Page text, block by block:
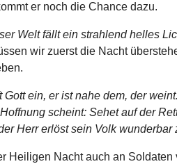
er noch die Chance dazu.
Welt fällt ein strahlend helles
wir zuerst die Nacht
Gott ein, er ist nahe dem, der
scheint: Sehet auf der
Herr erlöst sein Volk wunderbar
Heiligen Nacht auch an